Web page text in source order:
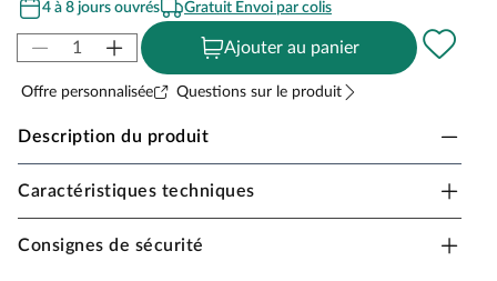
4 à 8 jours ouvrés
Gratuit Envoi par colis
Ajouter au panier
Offre personnalisée Questions sur le produit
Description du produit
2x tiroirs pour le lit Ulisses
terminé, les enfants rangent leurs jouets facilement et
Caractéristiques techniques
Consignes de sécurité